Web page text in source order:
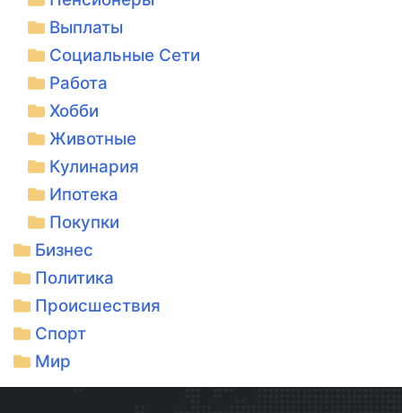
Выплаты
Социальные Сети
Работа
Хобби
Животные
Кулинария
Ипотека
Покупки
Бизнес
Политика
Происшествия
Спорт
Мир